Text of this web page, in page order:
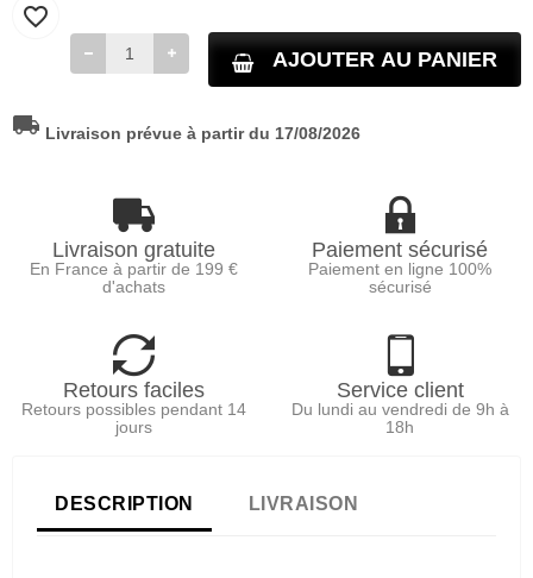
AJOUTER AU PANIER
favorite_border
local_shipping Livraison prévue à partir du 17/08/2026
Livraison gratuite
En France à partir de 199 €
d'achats
Paiement sécurisé
Paiement en ligne 100%
sécurisé
Retours faciles
Retours possibles pendant 14
jours
Service client
Du lundi au vendredi de 9h à
18h
DESCRIPTION LIVRAISON